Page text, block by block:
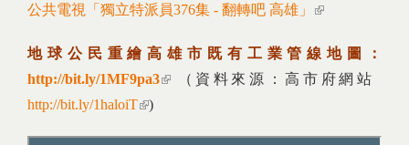
公共電視「獨立特派員376集 - 翻轉吧 高雄」
(link is
地球公民重繪高雄市既有工業管線地圖：
http://bit.ly/1MF9pa3(link is external)
（資料來源：高市府網站
http://bit.ly/1haloiT(link is external)
)